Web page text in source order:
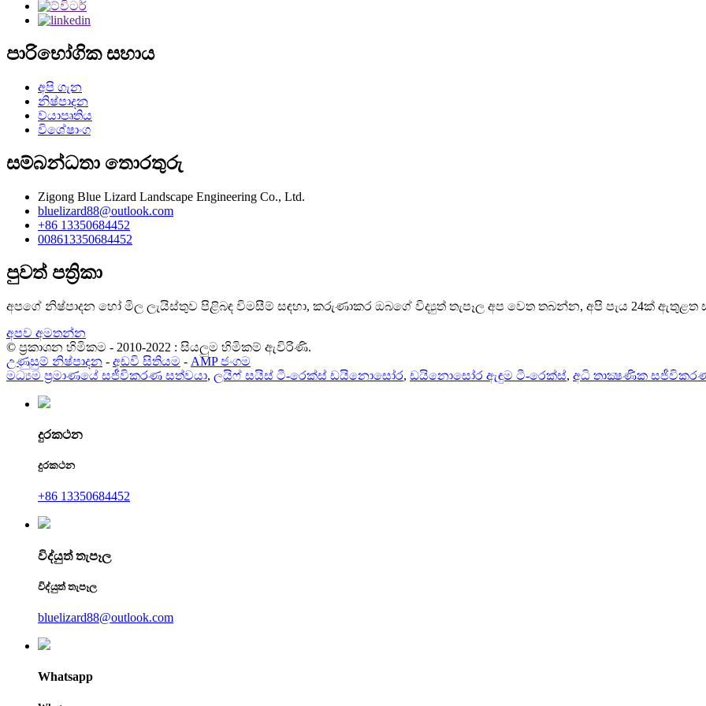
පාරිභෝගික සහාය
අපි ගැන
නිෂ්පාදන
ව්යාපෘතිය
විශේෂාංග
සම්බන්ධතා තොරතුරු
Zigong Blue Lizard Landscape Engineering Co., Ltd.
bluelizard88@outlook.com
+86 13350684452
008613350684452
පුවත් පත්‍රිකා
අපගේ නිෂ්පාදන හෝ මිල ලැයිස්තුව පිළිබඳ විමසීම් සඳහා, කරුණාකර ඔබගේ විද්‍යුත් තැපෑල අප වෙත තබන්න, අපි පැය 24ක්
අපව අමතන්න
© ප්‍රකාශන හිමිකම - 2010-2022 : සියලුම හිමිකම් ඇවිරිණි.
උණුසුම් නිෂ්පාදන - අඩවි සිතියම - AMP ජංගම
මධ්‍යම ප්‍රමාණයේ සජීවිකරණ සත්වයා, ලයිෆ් සයිස් ටී-රෙක්ස් ඩයිනොසෝර, ඩයිනොසෝර ඇඳුම ටී-රෙක්ස්, අධි තාක්‍ෂණික
දුරකථන
දුරකථන
+86 13350684452
විද්යුත් තැපෑල
විද්යුත් තැපෑල
bluelizard88@outlook.com
Whatsapp